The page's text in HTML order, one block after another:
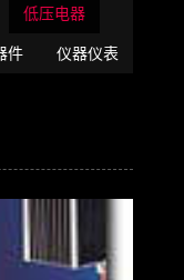
低压电器
件 仪器仪表